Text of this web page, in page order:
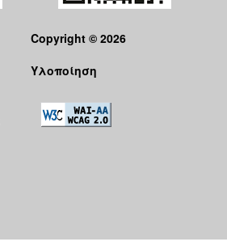
Copyright © 2026
Υλοποίηση